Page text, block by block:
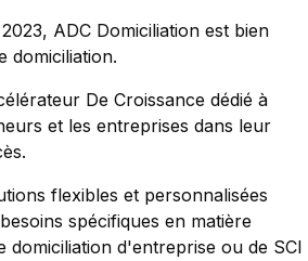
ADC Domiciliation est bien
domiciliation.
De Croissance dédié à
et les entreprises dans leur
flexibles et personnalisées
spécifiques en matière
domiciliation d'entreprise ou de SCI